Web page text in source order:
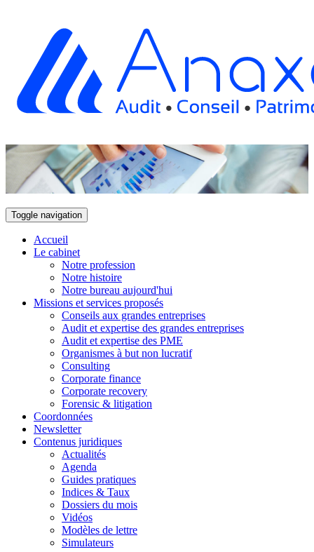
Toggle navigation
Accueil
Le cabinet
Notre profession
Notre histoire
Notre bureau aujourd'hui
Missions et services proposés
Conseils aux grandes entreprises
Audit et expertise des grandes entreprises
Audit et expertise des PME
Organismes à but non lucratif
Consulting
Corporate finance
Corporate recovery
Forensic & litigation
Coordonnées
Newsletter
Contenus juridiques
Actualités
Agenda
Guides pratiques
Indices & Taux
Dossiers du mois
Vidéos
Modèles de lettre
Simulateurs